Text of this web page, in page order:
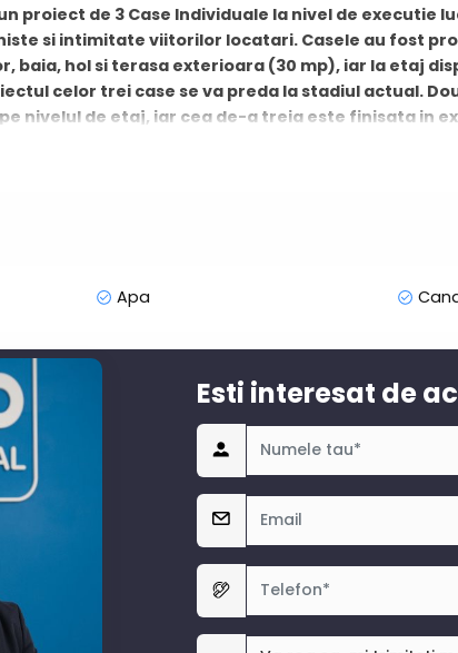
proiect de 3 Case Individuale la nivel de executie
si intimitate viitorilor locatari. Casele au fost
baia, hol si terasa exterioara (30 mp), iar la etaj
celor trei case se va preda la stadiul actual.
nivelul de etaj, iar cea de-a treia este finisata in
turnate, instalatiile aduse la pozitiile din proiect
cu lucrarile de constructie finalizate, ca s-a
care dispune intregul proiect este 1861 mp.
mentionam ca are acces la toate: curent
suntem la dispozitia dumneavoastra.
Apa
Esti interesat de